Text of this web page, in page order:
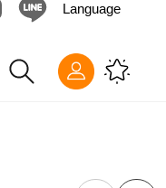
Language